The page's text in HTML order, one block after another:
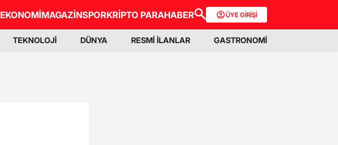
EKONOMİMAGAZİNSPORKRİPTO PARAHABER ÜYE GİRİŞİ
TEKNOLOJİ DÜNYA RESMİ İLANLAR GASTRONOMİ